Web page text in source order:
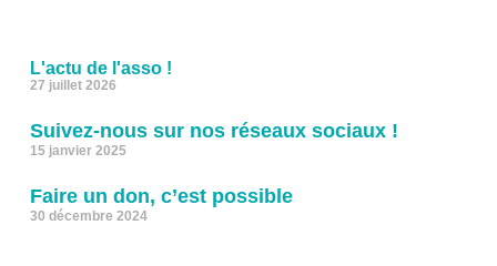
L'actu de l'asso !
27 juillet 2026
Suivez-nous sur nos réseaux sociaux !
15 janvier 2025
Faire un don, c’est possible
30 décembre 2024